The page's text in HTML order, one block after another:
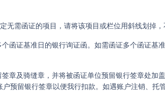
无需函证的项目，请将该项目或栏位用斜线划掉，
函证基准日的银行询证函。如需函证多个函证基
章及骑缝章，并将被函证单位预留银行签章处加
预留银行签章以便我行扣款。如遇账户注销、托